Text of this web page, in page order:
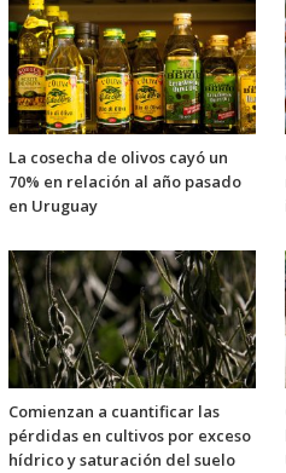
La cosecha de olivos cayó un
70% en relación al año pasado
en Uruguay
Comienzan a cuantificar las
pérdidas en cultivos por exceso
hídrico y saturación del suelo